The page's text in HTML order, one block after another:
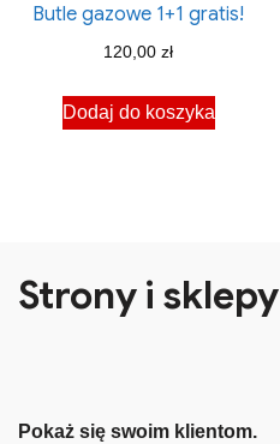
Butle gazowe 1+1 gratis!
120,00zł
Dodaj do koszyka
Strony i sklepy
Pokaż się swoim klientom.